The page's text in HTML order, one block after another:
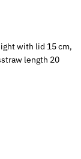
with lid 15 cm,
length 20